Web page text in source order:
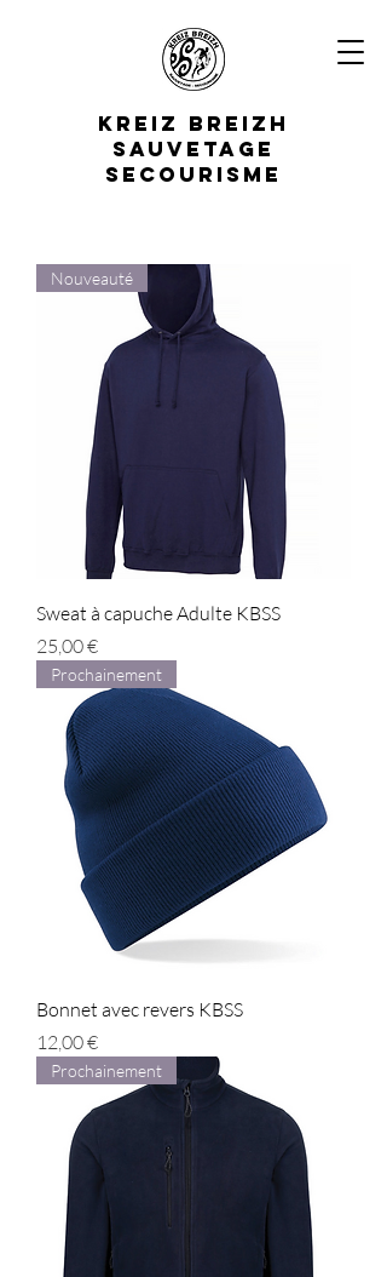
KREIZ B REIZH
SAUVETAGE
S ECOURISME
Nouveauté
Sweat à capuche Adulte KBSS
Prix
25,00 €
Prochainement
Bonnet avec revers KBSS
Prix
12,00 €
Prochainement